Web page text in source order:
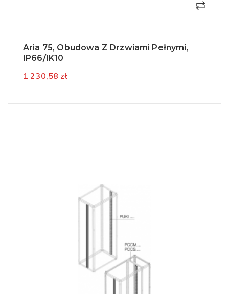
Aria 75, Obudowa Z Drzwiami Pełnymi,
IP66/IK10
1 230,58 zł